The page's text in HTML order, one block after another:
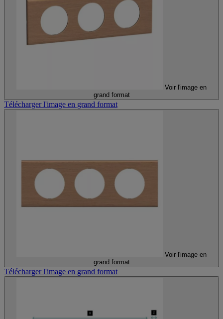
Voir l'image en
grand format
Télécharger l'image en grand format
Voir l'image en
grand format
Télécharger l'image en grand format